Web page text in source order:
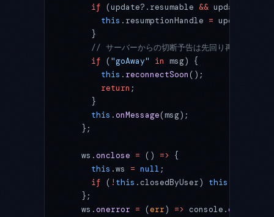
      if
(update?.resumable &&
        this
.resumptionHandle =
      }
// サーバーからの切断予告は先回り再接続のトリ
      if
("goAway" in msg) {
        this
. reconnectSoon();
        return
;
      }
      this
.onMessage(msg);
    };
    ws.
onclose = () => {
      this
.ws = null ;
      if
( ! this .closedByUser) this
    };
    ws.
onerror = (err) => console.error